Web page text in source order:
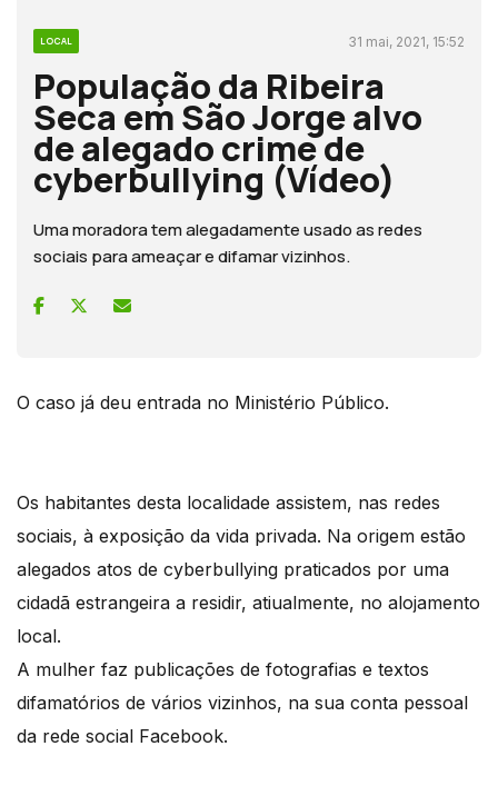
LOCAL 31 mai, 2021, 15:52
População da Ribeira
Seca em São Jorge alvo
de alegado crime de
cyberbullying (Vídeo)
Uma moradora tem alegadamente usado as redes
sociais para ameaçar e difamar vizinhos.
O caso já deu entrada no Ministério Público.
Os habitantes desta localidade assistem, nas redes
sociais, à exposição da vida privada. Na origem estão
alegados atos de cyberbullying praticados por uma
cidadã estrangeira a residir, atiualmente, no alojamento
local.
A mulher faz publicações de fotografias e textos
difamatórios de vários vizinhos, na sua conta pessoal
da rede social Facebook.